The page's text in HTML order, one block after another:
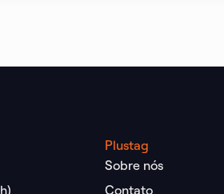
Plustag
Sobre nós
Contato